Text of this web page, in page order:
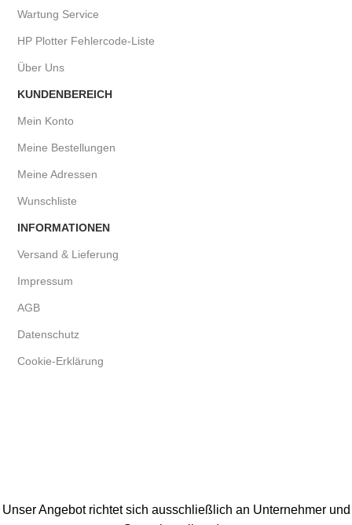
Wartung Service
HP Plotter Fehlercode-Liste
Über Uns
KUNDENBEREICH
Mein Konto
Meine Bestellungen
Meine Adressen
Wunschliste
INFORMATIONEN
Versand & Lieferung
Impressum
AGB
Datenschutz
Cookie-Erklärung
Unser Angebot richtet sich ausschließlich an Unternehmer und